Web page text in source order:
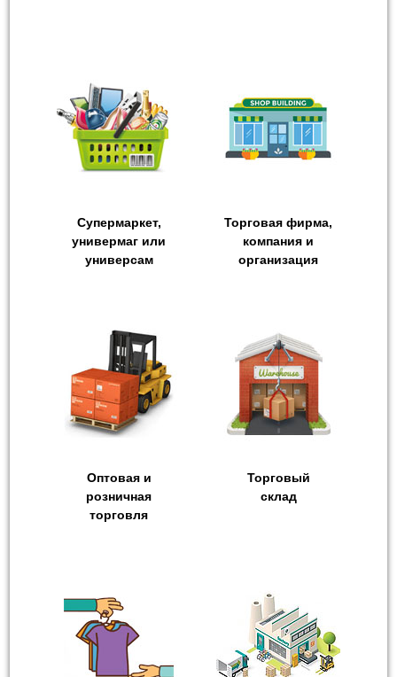
Супермаркет,
универмаг или
универсам
Торговая фирма,
компания и
организация
Оптовая и
розничная
торговля
Торговый
склад